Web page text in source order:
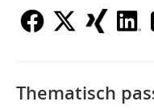
Thematisch